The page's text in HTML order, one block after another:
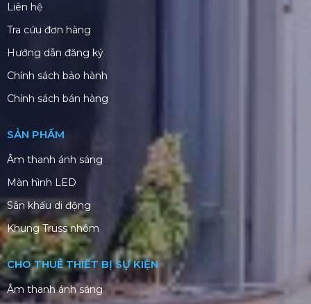
Liên hệ
Tra cứu đơn hàng
Hướng dẫn đăng ký
Chính sách bảo hành
Chính sách bán hàng
SẢN PHẨM
Âm thanh ánh sáng
Màn hình LED
Sân khấu di động
Khung Truss nhôm
CHO THUÊ THIẾT BỊ SỰ KIỆN
Âm thanh ánh sáng